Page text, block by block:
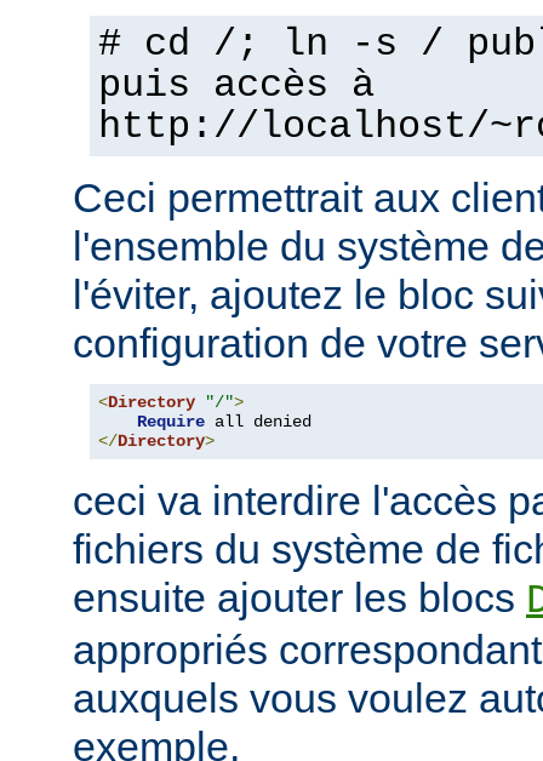
# cd /; ln -s /
puis accès à
http://localhost/
Ceci permettrait aux
l'ensemble du système
l'éviter, ajoutez le bloc
configuration de votre
<Directory "/">
Require
</Directory>
ceci va interdire l'accès
fichiers du système de
ensuite ajouter les blocs
appropriés
auxquels vous voulez
exemple,